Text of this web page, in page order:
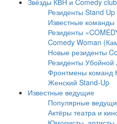
Звёзды КВН и Comedy club
Резиденты Stand Up
Известные
Резиденты
Comedy Woman
Новые резиденты
Резиденты Убойной
Фронтмены команд
Женский Stand-Up
Известные ведущие
Популярные
Актёры театра и